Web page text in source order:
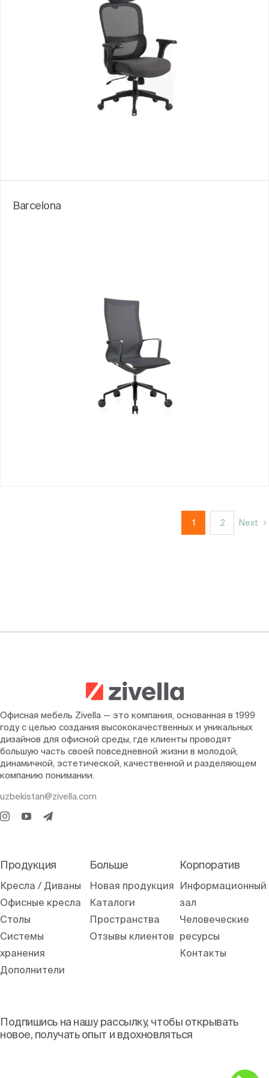
Barcelona
1 2 Next
Офисная мебель Zivella — это компания, основанная в 1999
году с целью создания высококачественных и уникальных
дизайнов для офисной среды, где клиенты проводят
большую часть своей повседневной жизни в молодой,
динамичной, эстетической, качественной и разделяющем
компанию понимании.
uzbekistan@zivella.com
Продукция
Кресла / Диваны
Офисные кресла
Столы
Системы
хранения
Дополнители
Больше
Новая продукция
Каталоги
Пространства
Отзывы клиентов
Корпоратив
Информационный
зал
Человеческие
ресурсы
Контакты
Подпишись на нашу рассылку, чтобы открывать
новое, получать опыт и вдохновляться